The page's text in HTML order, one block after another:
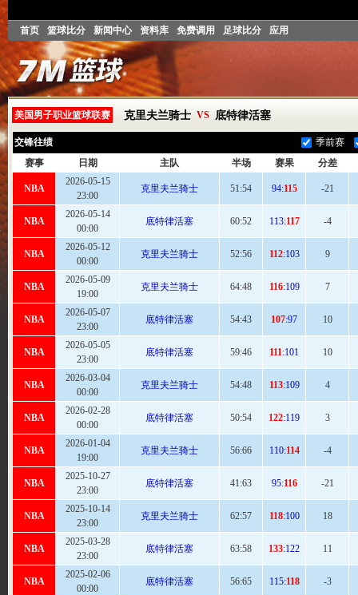
首页 篮球比分 新闻中心 资料库 免费调用 足球比分 应用
美国男子职业篮球联赛 克里夫兰骑士 VS 底特律活塞
交锋往绩
季前赛
赛事
日期 主队 半场 赛果 分差
NBA
2026-05-15
23:00
克里夫兰骑士 51:54 94:115 -21
NBA
2026-05-14
00:00
底特律活塞 60:52 113:117 -4
NBA
2026-05-12
00:00
克里夫兰骑士 52:56 112:103 9
NBA
2026-05-09
19:00
克里夫兰骑士 64:48 116:109 7
NBA
2026-05-07
23:00
底特律活塞 54:43 107:97 10
NBA
2026-05-05
23:00
底特律活塞 59:46 111:101 10
NBA
2026-03-04
00:00
克里夫兰骑士 54:48 113:109 4
NBA
2026-02-28
00:00
底特律活塞 50:54 122:119 3
NBA
2026-01-04
19:00
克里夫兰骑士 56:66 110:114 -4
NBA
2025-10-27
23:00
底特律活塞 41:63 95:116 -21
NBA
2025-10-14
23:00
克里夫兰骑士 62:57 118:100 18
NBA
2025-03-28
23:00
底特律活塞 63:58 133:122 11
NBA
2025-02-06
00:00
底特律活塞 56:65 115:118 -3